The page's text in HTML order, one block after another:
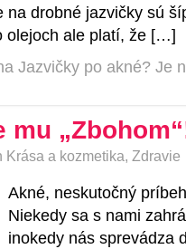
na drobné jazvičky sú
olejoch ale platí, že […]
Jazvičky po akné? Je
mu
Krása a kozmetika, Zdravie
Akné, neskutočný
Niekedy sa s nami
inokedy nás sprevádza